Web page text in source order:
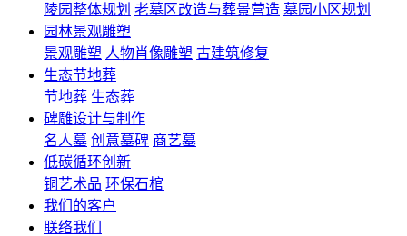
陵园整体规划 老墓区改造与葬景营造 墓园小区规划
园林景观雕塑
景观雕塑 人物肖像雕塑 古建筑修复
生态节地葬
节地葬 生态葬
碑雕设计与制作
名人墓 创意墓碑 商艺墓
低碳循环创新
铜艺术品 环保石棺
我们的客户
联络我们